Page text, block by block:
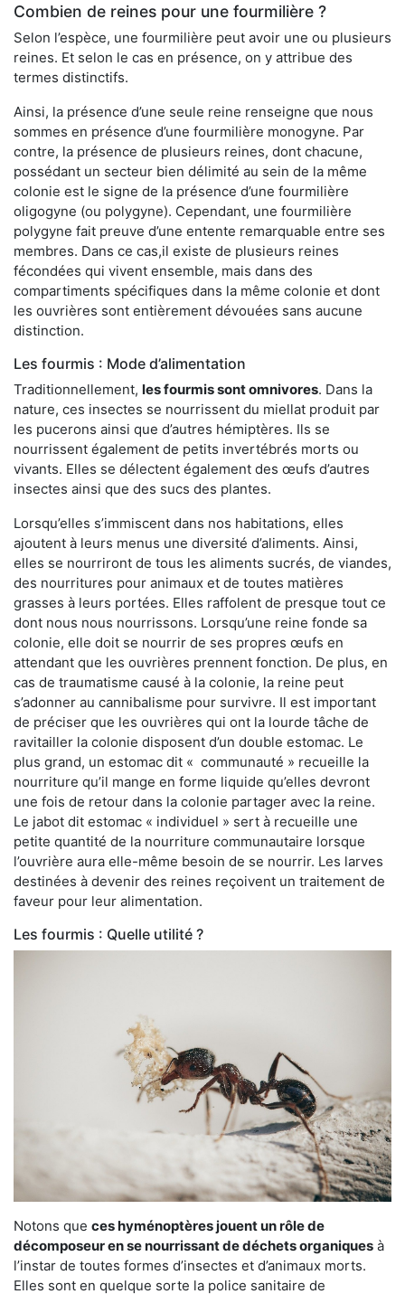
Combien de reines pour une fourmilière ?
Selon l’espèce, une fourmilière peut avoir une ou plusieurs
reines. Et selon le cas en présence, on y attribue des
termes distinctifs.
Ainsi, la présence d’une seule reine renseigne que nous
sommes en présence d’une fourmilière monogyne. Par
contre, la présence de plusieurs reines, dont chacune,
possédant un secteur bien délimité au sein de la même
colonie est le signe de la présence d’une fourmilière
oligogyne (ou polygyne). Cependant, une fourmilière
polygyne fait preuve d’une entente remarquable entre ses
membres. Dans ce cas,il existe de plusieurs reines
fécondées qui vivent ensemble, mais dans des
compartiments spécifiques dans la même colonie et dont
les ouvrières sont entièrement dévouées sans aucune
distinction.
Les fourmis : Mode d’alimentation
Traditionnellement, les fourmis sont omnivores. Dans la
nature, ces insectes se nourrissent du miellat produit par
les pucerons ainsi que d’autres hémiptères. Ils se
nourrissent également de petits invertébrés morts ou
vivants. Elles se délectent également des œufs d’autres
insectes ainsi que des sucs des plantes.
Lorsqu’elles s’immiscent dans nos habitations, elles
ajoutent à leurs menus une diversité d’aliments. Ainsi,
elles se nourriront de tous les aliments sucrés, de viandes,
des nourritures pour animaux et de toutes matières
grasses à leurs portées. Elles raffolent de presque tout ce
dont nous nous nourrissons. Lorsqu’une reine fonde sa
colonie, elle doit se nourrir de ses propres œufs en
attendant que les ouvrières prennent fonction. De plus, en
cas de traumatisme causé à la colonie, la reine peut
s’adonner au cannibalisme pour survivre. Il est important
de préciser que les ouvrières qui ont la lourde tâche de
ravitailler la colonie disposent d’un double estomac. Le
plus grand, un estomac dit « communauté » recueille la
nourriture qu’il mange en forme liquide qu’elles devront
une fois de retour dans la colonie partager avec la reine.
Le jabot dit estomac « individuel » sert à recueille une
petite quantité de la nourriture communautaire lorsque
l’ouvrière aura elle-même besoin de se nourrir. Les larves
destinées à devenir des reines reçoivent un traitement de
faveur pour leur alimentation.
Les fourmis : Quelle utilité ?
Notons que ces hyménoptères jouent un rôle de
décomposeur en se nourrissant de déchets organiques à
l’instar de toutes formes d’insectes et d’animaux morts.
Elles sont en quelque sorte la police sanitaire de